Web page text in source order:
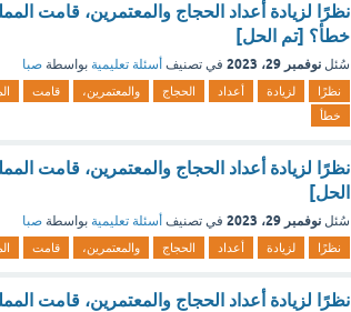
نظرًا لزيادة أعداد الحجاج والمعتمرين، قامت
خطأ؟ [تم الحل]
سُئل نوفمبر 29، 2023 في تصنيف أسئلة تعليمية بواسطة صبا
نظرًا لزيادة أعداد الحجاج والمعتمرين، قامت
خطأ
نظرًا لزيادة أعداد الحجاج والمعتمرين، قامت
الحل]
سُئل نوفمبر 29، 2023 في تصنيف أسئلة تعليمية بواسطة صبا
نظرًا لزيادة أعداد الحجاج والمعتمرين، قامت
نظرًا لزيادة أعداد الحجاج والمعتمرين، قامت